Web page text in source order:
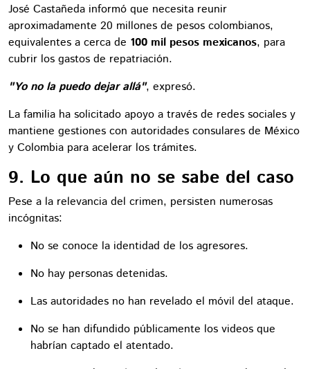
José Castañeda informó que necesita reunir
aproximadamente 20 millones de pesos colombianos,
equivalentes a cerca de 100 mil pesos mexicanos, para
cubrir los gastos de repatriación.
"Yo no la puedo dejar allá", expresó.
La familia ha solicitado apoyo a través de redes sociales y
mantiene gestiones con autoridades consulares de México
y Colombia para acelerar los trámites.
9. Lo que aún no se sabe del caso
Pese a la relevancia del crimen, persisten numerosas
incógnitas:
No se conoce la identidad de los agresores.
No hay personas detenidas.
Las autoridades no han revelado el móvil del ataque.
No se han difundido públicamente los videos que
habrían captado el atentado.